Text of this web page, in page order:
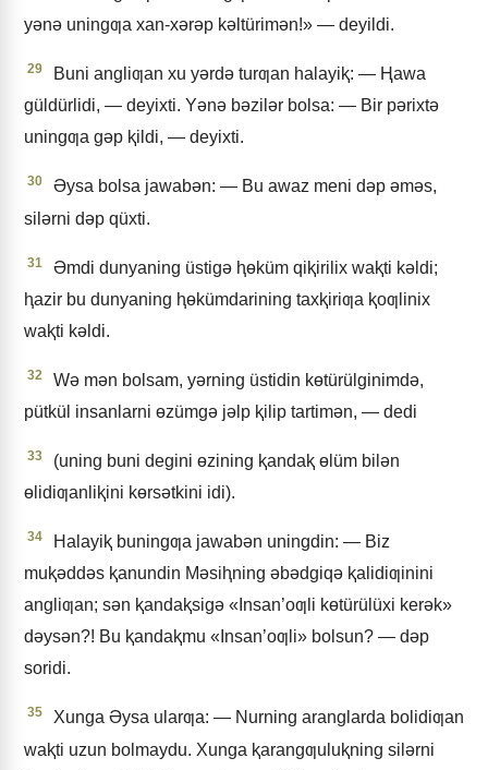
yǝnǝ uningƣa xan-xǝrǝp kǝltürimǝn!» — deyildi.
29
Buni angliƣan xu yǝrdǝ turƣan halayiⱪ: — Ⱨawa
güldürlidi, — deyixti. Yǝnǝ bǝzilǝr bolsa: — Bir pǝrixtǝ
uningƣa gǝp ⱪildi, — deyixti.
30
Əysa bolsa jawabǝn: — Bu awaz meni dǝp ǝmǝs,
silǝrni dǝp qüxti.
31
Əmdi dunyaning üstigǝ ⱨɵküm qiⱪirilix waⱪti kǝldi;
ⱨazir bu dunyaning ⱨɵkümdarining taxⱪiriƣa ⱪoƣlinix
waⱪti kǝldi.
32
Wǝ mǝn bolsam, yǝrning üstidin kɵtürülginimdǝ,
pütkül insanlarni ɵzümgǝ jǝlp ⱪilip tartimǝn, — dedi
33
(uning buni degini ɵzining ⱪandaⱪ ɵlüm bilǝn
ɵlidiƣanliⱪini kɵrsǝtkini idi).
34
Halayiⱪ buningƣa jawabǝn uningdin: — Biz
muⱪǝddǝs ⱪanundin Mǝsiⱨning ǝbǝdgiqǝ ⱪalidiƣinini
angliƣan; sǝn ⱪandaⱪsigǝ «Insan’oƣli kɵtürülüxi kerǝk»
dǝysǝn?! Bu ⱪandaⱪmu «Insan’oƣli» bolsun? — dǝp
soridi.
35
Xunga Əysa ularƣa: — Nurning aranglarda bolidiƣan
waⱪti uzun bolmaydu. Xunga ⱪarangƣuluⱪning silǝrni